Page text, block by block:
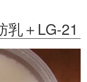
乳＋LG-21